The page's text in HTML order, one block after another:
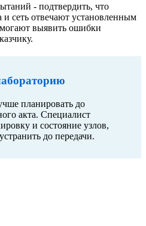
- подтвердить, что
и сеть отвечают установленным
выявить ошибки
планировать до
акта. Специалист
и состояние узлов,
до передачи.